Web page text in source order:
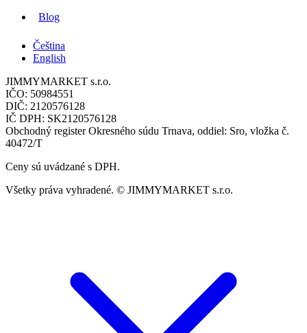
Blog
Čeština
English
JIMMYMARKET s.r.o.
IČO: 50984551
DIČ: 2120576128
IČ DPH: SK2120576128
Obchodný register Okresného súdu Trnava, oddiel: Sro, vložka č.
40472/T
Ceny sú uvádzané s DPH.
Všetky práva vyhradené. © JIMMYMARKET s.r.o.